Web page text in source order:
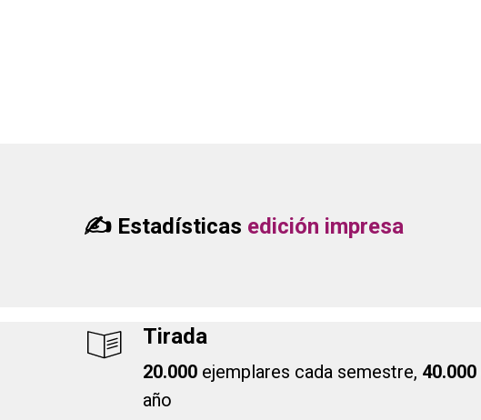
✍ Estadísticas edición impresa
Tirada
20.000 ejemplares cada semestre, 40.000
año